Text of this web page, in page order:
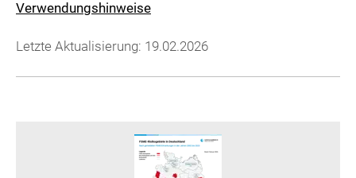
Verwendungshinweise
Letzte Aktualisierung: 19.02.2026